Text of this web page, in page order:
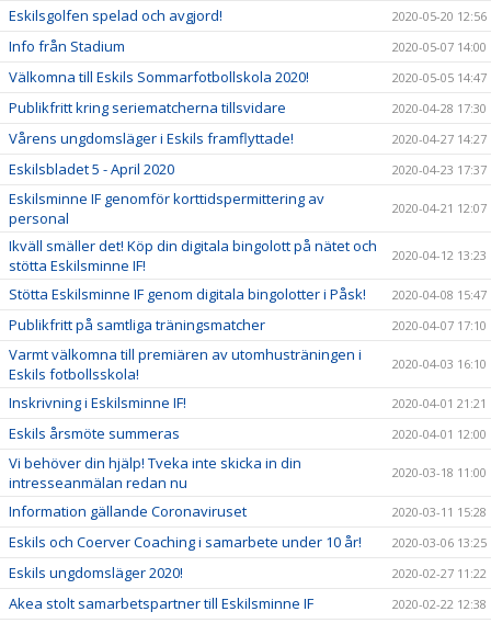
Eskilsgolfen spelad och avgjord! 2020-05-20 12:56
Info från Stadium 2020-05-07 14:00
Välkomna till Eskils Sommarfotbollskola 2020! 2020-05-05 14:47
Publikfritt kring seriematcherna tillsvidare 2020-04-28 17:30
Vårens ungdomsläger i Eskils framflyttade! 2020-04-27 14:27
Eskilsbladet 5 - April 2020 2020-04-23 17:37
Eskilsminne IF genomför korttidspermittering av
personal
2020-04-21 12:07
Ikväll smäller det! Köp din digitala bingolott på nätet och
stötta Eskilsminne IF!
2020-04-12 13:23
Stötta Eskilsminne IF genom digitala bingolotter i Påsk! 2020-04-08 15:47
Publikfritt på samtliga träningsmatcher 2020-04-07 17:10
Varmt välkomna till premiären av utomhusträningen i
Eskils fotbollsskola!
2020-04-03 16:10
Inskrivning i Eskilsminne IF! 2020-04-01 21:21
Eskils årsmöte summeras 2020-04-01 12:00
Vi behöver din hjälp! Tveka inte skicka in din
intresseanmälan redan nu
2020-03-18 11:00
Information gällande Coronaviruset 2020-03-11 15:28
Eskils och Coerver Coaching i samarbete under 10 år! 2020-03-06 13:25
Eskils ungdomsläger 2020! 2020-02-27 11:22
Akea stolt samarbetspartner till Eskilsminne IF 2020-02-22 12:38